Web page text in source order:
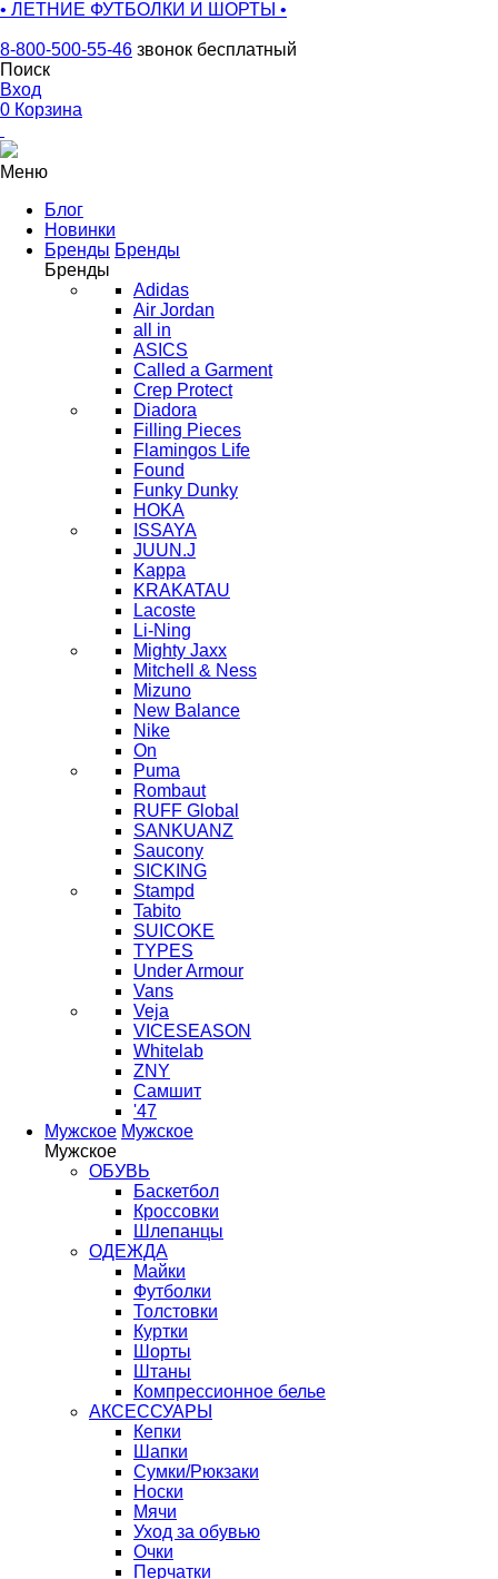
• ЛЕТНИЕ ФУТБОЛКИ И ШОРТЫ •
8-800-500-55-46 звонок бесплатный
Поиск
Вход
0 Корзина
Меню
Блог
Новинки
Бренды Бренды
Бренды
Adidas
Air Jordan
all in
ASICS
Called a Garment
Crep Protect
Diadora
Filling Pieces
Flamingos Life
Found
Funky Dunky
HOKA
ISSAYA
JUUN.J
Kappa
KRAKATAU
Lacoste
Li-Ning
Mighty Jaxx
Mitchell & Ness
Mizuno
New Balance
Nike
On
Puma
Rombaut
RUFF Global
SANKUANZ
Saucony
SICKING
Stampd
Tabito
SUICOKE
TYPES
Under Armour
Vans
Veja
VICESEASON
Whitelab
ZNY
Самшит
'47
Мужское Мужское
Мужское
ОБУВЬ
Баскетбол
Кроссовки
Шлепанцы
ОДЕЖДА
Майки
Футболки
Толстовки
Куртки
Шорты
Штаны
Компрессионное белье
АКСЕССУАРЫ
Кепки
Шапки
Сумки/Рюкзаки
Носки
Мячи
Уход за обувью
Очки
Перчатки